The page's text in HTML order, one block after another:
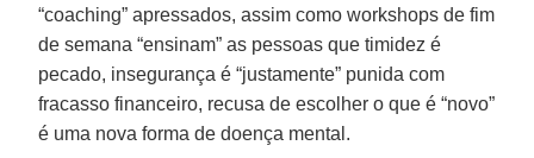
“coaching” apressados, assim como workshops de fim
de semana “ensinam” as pessoas que timidez é
pecado, insegurança é “justamente” punida com
fracasso financeiro, recusa de escolher o que é “novo”
é uma nova forma de doença mental.